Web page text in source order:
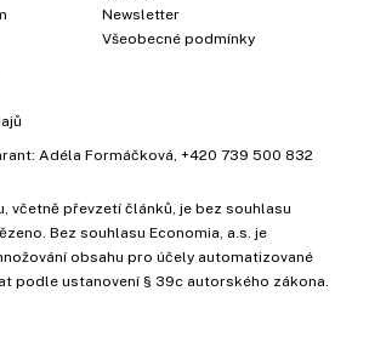
Newsletter
Všeobecné podmínky
Adéla Formáčková +420 739 500 832
včetně převzetí článků, je bez souhlasu
Bez souhlasu Economia, a.s. je
obsahu pro účely automatizované
podle ustanovení § 39c autorského zákona.